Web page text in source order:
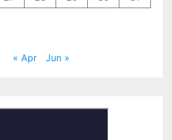
« Apr Jun »